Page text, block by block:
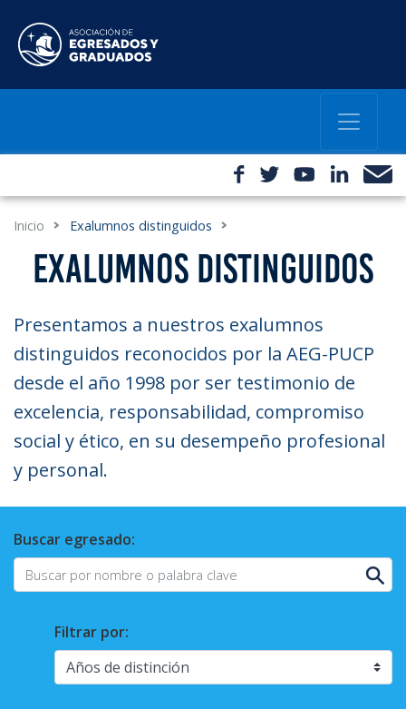
Inicio Exalumnos distinguidos
EXALUMNOS DISTINGUIDOS
Presentamos a nuestros exalumnos
distinguidos reconocidos por la AEG-PUCP
desde el año 1998 por ser testimonio de
excelencia, responsabilidad, compromiso
social y ético, en su desempeño profesional
y personal.
Buscar egresado:
Filtrar por: